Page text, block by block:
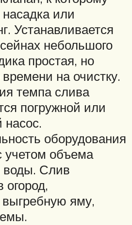
или
Устанавливается
небольшого
простая, но
на очистку.
темпа слива
погружной или
оборудования
учетом объема
воды. Слив
огород,
яму,